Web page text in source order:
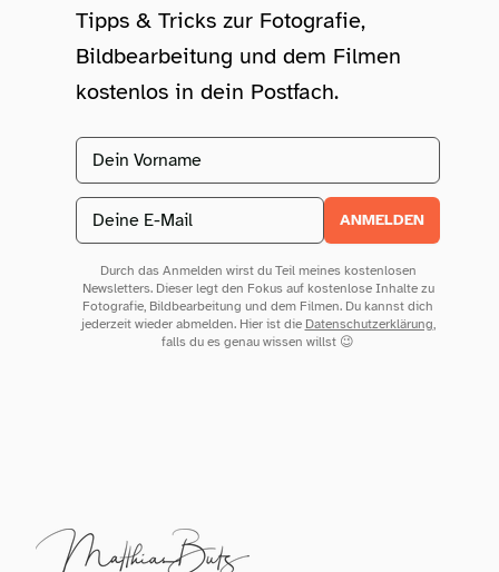
Tipps & Tricks zur Fotografie,
Bildbearbeitung und dem Filmen
kostenlos in dein Postfach.
Vorname
Email address ANMELDEN
Durch das Anmelden wirst du Teil meines kostenlosen
Newsletters. Dieser legt den Fokus auf kostenlose Inhalte zu
Fotografie, Bildbearbeitung und dem Filmen. Du kannst dich
jederzeit wieder abmelden. Hier ist die Datenschutzerklärung,
falls du es genau wissen willst 😉